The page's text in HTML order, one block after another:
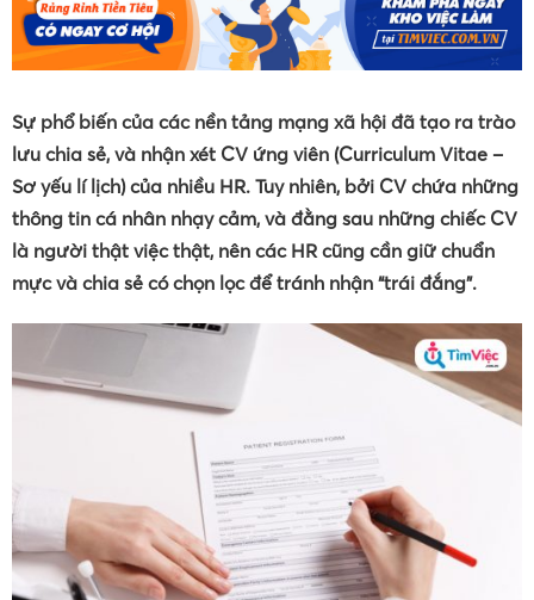
Sự phổ biến của các nền tảng mạng xã hội đã tạo ra trào
lưu chia sẻ, và nhận xét CV ứng viên (Curriculum Vitae –
Sơ yếu lí lịch) của nhiều HR. Tuy nhiên, bởi CV chứa những
thông tin cá nhân nhạy cảm, và đằng sau những chiếc CV
là người thật việc thật, nên các HR cũng cần giữ chuẩn
mực và chia sẻ có chọn lọc để tránh nhận “trái đắng”.